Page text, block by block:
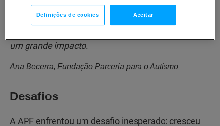
um grande impacto.
Ana Becerra, Fundação Parceria para o Autismo
Desafios
A APF enfrentou um desafio inesperado: cresceu
Definições de cookies Aceitar